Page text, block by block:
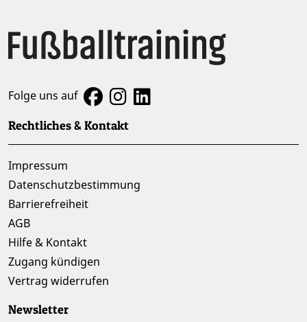
Folge uns auf
Rechtliches & Kontakt
Impressum
Datenschutzbestimmung
Barrierefreiheit
AGB
Hilfe & Kontakt
Zugang kündigen
Vertrag widerrufen
Newsletter